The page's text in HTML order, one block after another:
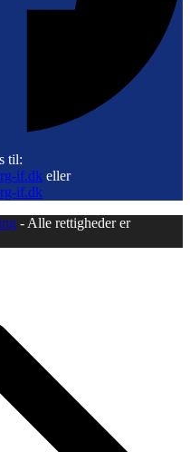
til:
if.dk eller
if.dk
- Alle rettigheder er